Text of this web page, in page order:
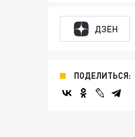
ДЗЕН
ПОДЕЛИТЬСЯ: